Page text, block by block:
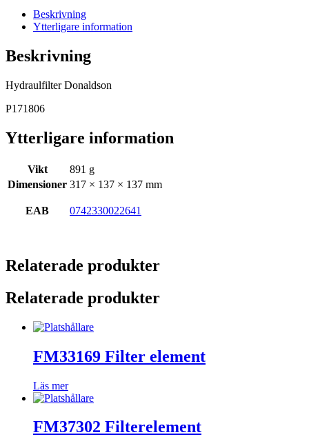
Beskrivning
Ytterligare information
Beskrivning
Hydraulfilter Donaldson
P171806
Ytterligare information
Vikt
891 g
Dimensioner 317 × 137 × 137 mm
EAB 0742330022641
Relaterade produkter
Relaterade produkter
FM33169 Filter element
Läs mer
FM37302 Filterelement